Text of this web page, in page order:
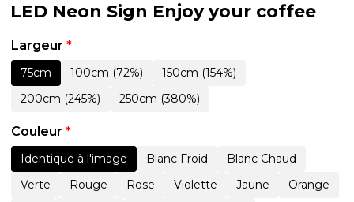
LED Neon Sign Enjoy your coffee
Largeur *
75cm 100cm (72%)
150cm (154%)
200cm (245%)
250cm (380%)
Couleur *
Identique à l'image Blanc Froid
Blanc Chaud
Verte
Rouge Rose Violette Jaune
Orange